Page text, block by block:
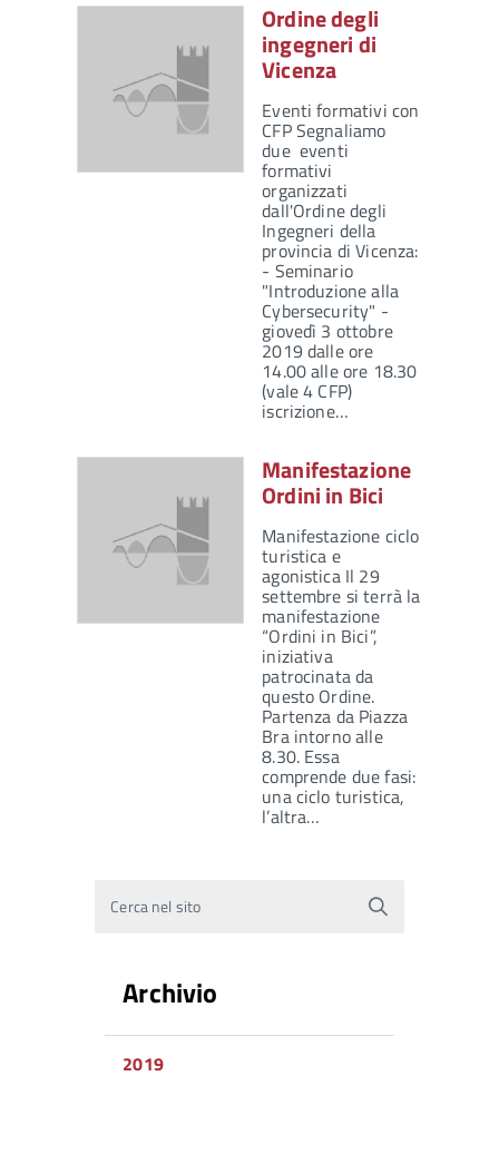
Ordine degli
ingegneri di
Vicenza
Eventi formativi con
CFP Segnaliamo
due eventi
formativi
organizzati
dall'Ordine degli
Ingegneri della
provincia di Vicenza:
- Seminario
"Introduzione alla
Cybersecurity" -
giovedì 3 ottobre
2019 dalle ore
14.00 alle ore 18.30
(vale 4 CFP)
iscrizione…
Manifestazione
Ordini in Bici
Manifestazione ciclo
turistica e
agonistica Il 29
settembre si terrà la
manifestazione
“Ordini in Bici”,
iniziativa
patrocinata da
questo Ordine.
Partenza da Piazza
Bra intorno alle
8.30. Essa
comprende due fasi:
una ciclo turistica,
l’altra…
Cerca nel sito
Archivio
2019